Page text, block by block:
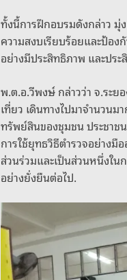
ทั้งนี้การฝึกอบรมดังกล่าว มุ่
ความสงบเรียบร้อยและป้อง
อย่างมีประสิทธิภาพ และปร
พ.ต.อ.วีพงษ์ กล่าวว่า จ.ระย
เที่ยว เดินทางไปมาจำนวน
ทรัพย์สินของชุมชน ประชาช
การใช้ยุทธวิธีตำรวจอย่างมื
ส่วนร่วมและเป็นส่วนหนึ่งใน
อย่างยั่งยืนต่อไป.